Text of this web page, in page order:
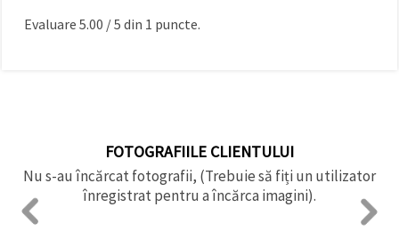
Evaluare 5.00 /5 din 1 puncte.
FOTOGRAFIILE CLIENTULUI
Nu s-au încărcat fotografii, (Trebuie să fiți un utilizator
înregistrat pentru a încărca imagini).